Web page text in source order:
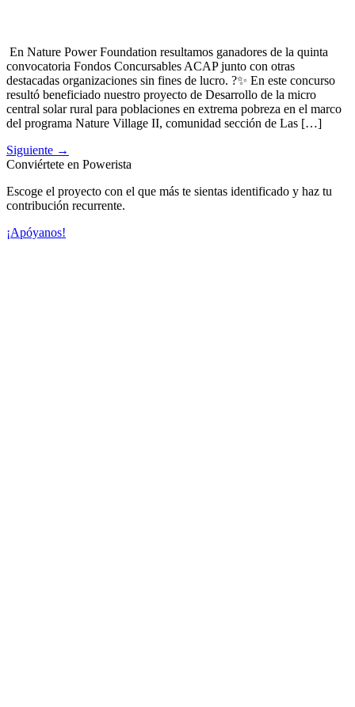
En Nature Power Foundation resultamos ganadores de la quinta
convocatoria Fondos Concursables ACAP junto con otras
destacadas organizaciones sin fines de lucro. ?✨ En este concurso
resultó beneficiado nuestro proyecto de Desarrollo de la micro
central solar rural para poblaciones en extrema pobreza en el marco
del programa Nature Village II, comunidad sección de Las […]
Siguiente →
Conviértete en Powerista
Escoge el proyecto con el que más te sientas identificado y haz tu
contribución recurrente.
¡Apóyanos!